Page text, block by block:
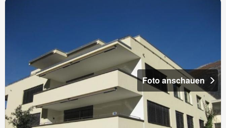
Foto anschauen